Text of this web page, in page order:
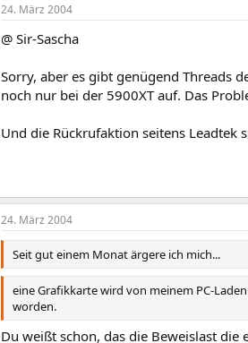
24. März 2004
@ Sir-Sascha
Sorry, aber es gibt genügend Threads
noch nur bei der 5900XT auf. Das
Und die Rückrufaktion seitens Leadtek
24. März 2004
Seit gut einem Monat ärgere ich mich...
eine Grafikkarte wird von meinem PC-
worden.
Du weißt schon, das die Beweislast